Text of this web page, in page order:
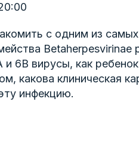
с одним из
и 6В вирусы, как
какова клиническая
инфекцию.